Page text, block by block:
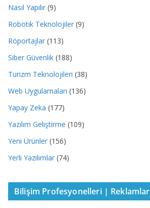
Nasıl Yapılır (9)
Robotik Teknolojiler (9)
Röportajlar (113)
Siber Güvenlik (188)
Turizm Teknolojileri (38)
Web Uygulamaları (136)
Yapay Zeka (177)
Yazılım Geliştirme (109)
Yeni Ürünler (156)
Yerli Yazılımlar (74)
Bilişim Profesyonelleri | Reklamlar